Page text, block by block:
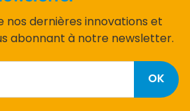
nos dernières innovations et
abonnant à notre newsletter.
OK